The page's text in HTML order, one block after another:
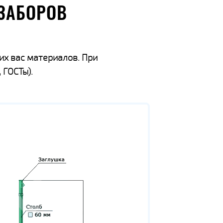
вас материалов. При